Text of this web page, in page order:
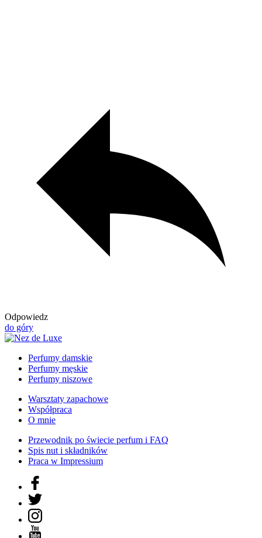
Odpowiedz
do góry
Perfumy damskie
Perfumy męskie
Perfumy niszowe
Warsztaty zapachowe
Współpraca
O mnie
Przewodnik po świecie perfum i FAQ
Spis nut i składników
Praca w Impressium